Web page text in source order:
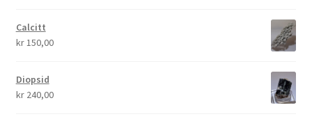
Calcitt
kr150,00
Diopsid
kr240,00